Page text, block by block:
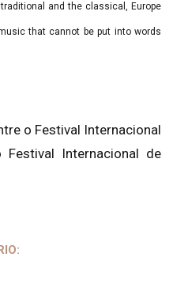
and the classical, Europe
that cannot be put into words
o Festival Internacional
Internacional de